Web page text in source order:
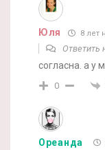
Юля 8 лет
Ответить
согласна. а у
0
Ореанда